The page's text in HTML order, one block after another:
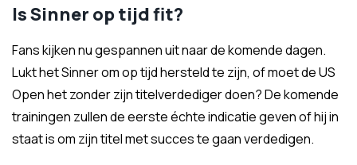
Is Sinner op tijd fit?
Fans kijken nu gespannen uit naar de komende dagen.
Lukt het Sinner om op tijd hersteld te zijn, of moet de US
Open het zonder zijn titelverdediger doen? De komende
trainingen zullen de eerste échte indicatie geven of hij in
staat is om zijn titel met succes te gaan verdedigen.